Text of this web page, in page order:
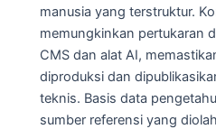
manusia yang terstruktur.
memungkinkan pertukaran
CMS dan alat AI,
diproduksi dan
teknis. Basis data
sumber referensi yang